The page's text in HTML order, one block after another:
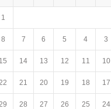
1
3
4
5
6
7
8
10
11
12
13
14
15
17
18
19
20
21
24
25
26
27
28